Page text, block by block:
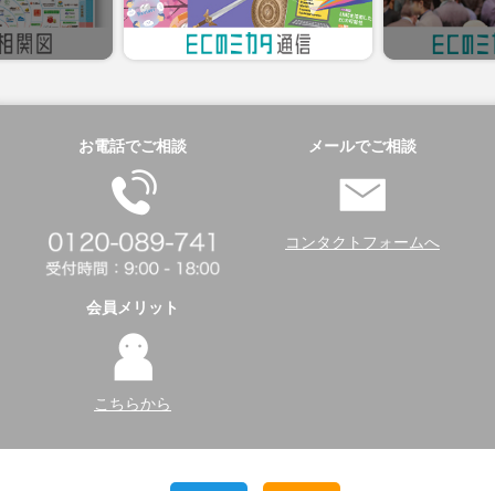
お電話でご相談 メールでご相談
コンタクトフォームへ
会員メリット
こちらから